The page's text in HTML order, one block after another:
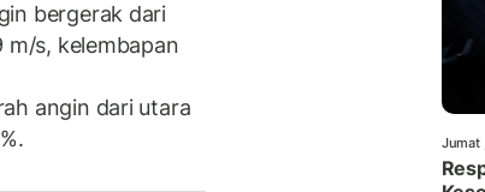
bergerak dari
s, kelembapan
angin dari utara
Jumat